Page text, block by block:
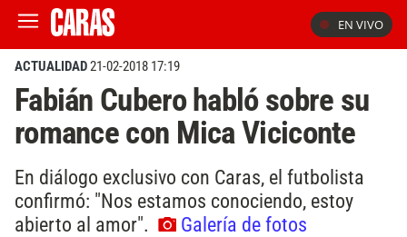
EN VIVO
ACTUALIDAD21-02-2018 17:19
Fabián Cubero habló sobre su
romance con Mica Viciconte
En diálogo exclusivo con Caras, el futbolista
confirmó: "Nos estamos conociendo, estoy
abierto al amor".
Galería de fotos